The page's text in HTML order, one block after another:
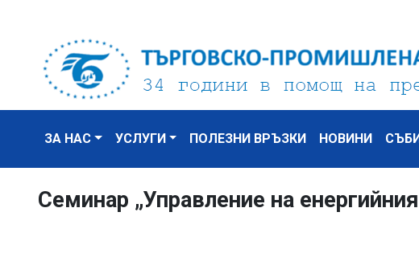
ЗА НАС УСЛУГИ ПОЛЕЗНИ ВРЪЗКИ НОВИНИ
Семинар „Управление на